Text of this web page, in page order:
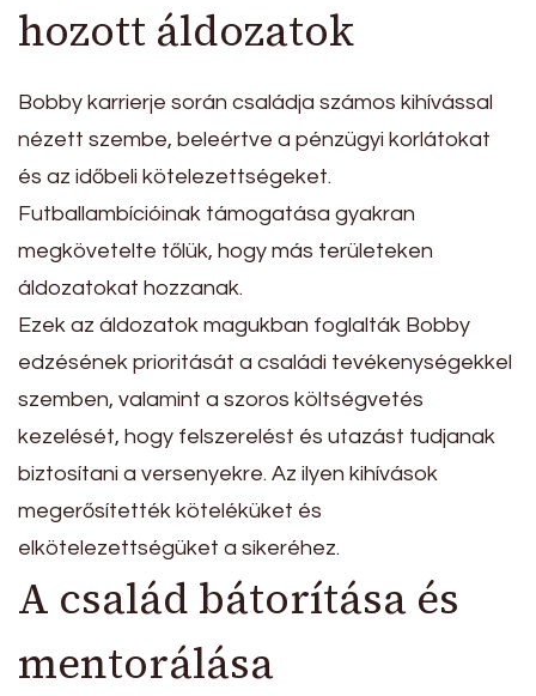
hozott áldozatok
Bobby karrierje során családja számos kihívással
nézett szembe, beleértve a pénzügyi korlátokat
és az időbeli kötelezettségeket.
Futballambícióinak támogatása gyakran
megkövetelte tőlük, hogy más területeken
áldozatokat hozzanak.
Ezek az áldozatok magukban foglalták Bobby
edzésének prioritását a családi tevékenységekkel
szemben, valamint a szoros költségvetés
kezelését, hogy felszerelést és utazást tudjanak
biztosítani a versenyekre. Az ilyen kihívások
megerősítették köteléküket és
elkötelezettségüket a sikeréhez.
A család bátorítása és
mentorálása